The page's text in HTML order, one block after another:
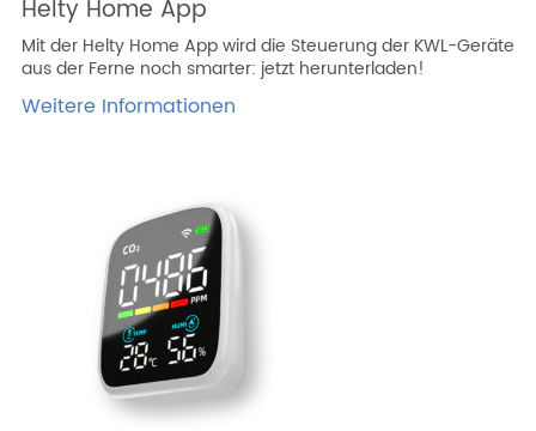
Helty Home App
Mit der Helty Home App wird die Steuerung der KWL-Geräte
aus der Ferne noch smarter: jetzt herunterladen!
Weitere Informationen